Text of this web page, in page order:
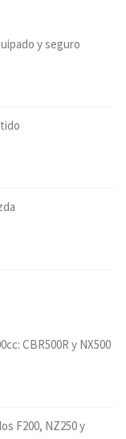
y seguro
CBR500R y NX500
F200, NZ250 y